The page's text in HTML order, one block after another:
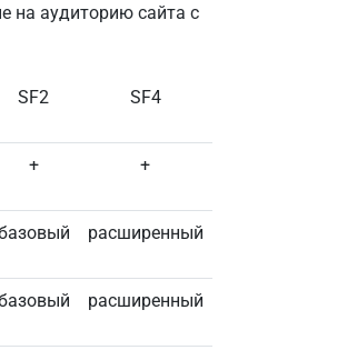
на аудиторию сайта с
SF2 SF4
+ +
расширенный
расширенный